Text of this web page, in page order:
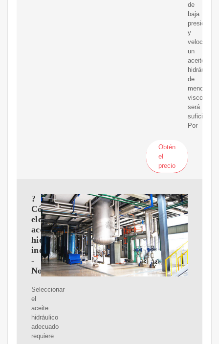
de
baja
presión
y
velocidad,
un
aceite
hidráulico
de
menor
viscosidad
será
suficiente.
Por
Obtén
el
precio
?
Cómo
elegir
aceites
hidráulicos
industriales?
-
Nortek
Seleccionar
el
aceite
hidráulico
adecuado
requiere